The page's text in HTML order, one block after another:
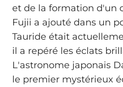
et de la formation d'un
Fujii a ajouté dans un
Tauride était
il a repéré les éclats
L'astronome japonais
le premier mystérieux